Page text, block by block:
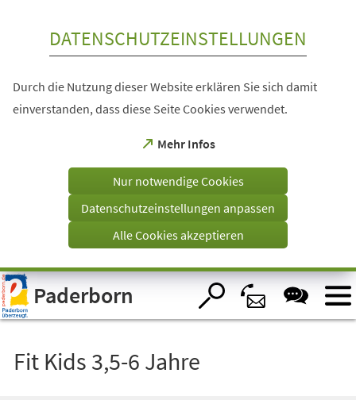
Visuelle
Assistenzsoftware
öffnen.
DATENSCHUTZEINSTELLUNGEN
Durch die Nutzung dieser Website erklären Sie sich damit
einverstanden, dass diese Seite Cookies verwendet.
Mehr Infos
(Öffnet
einem
Tab)
Nur notwendige Cookies
Datenschutzeinstellungen anpassen
Alle Cookies akzeptieren
Paderborn
Fit Kids 3,5-6 Jahre